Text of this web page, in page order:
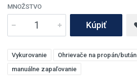
MNOŽSTVO
Kúpiť
Vykurovanie
Ohrievače na propán/bután
manuálne zapaľovanie